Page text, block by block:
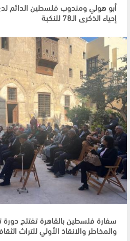
أبو هولي ومندوب فلسطين الدائم
إحياء الذكرى الـ78 للنكبة
سفارة فلسطين بالقاهرة تفتتح دورة
والمخاطر والانقاذ الأولي للتراث